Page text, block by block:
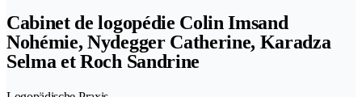
Cabinet de logopédie Colin Imsand
Nohémie, Nydegger Catherine, Karadza
Selma et Roch Sandrine